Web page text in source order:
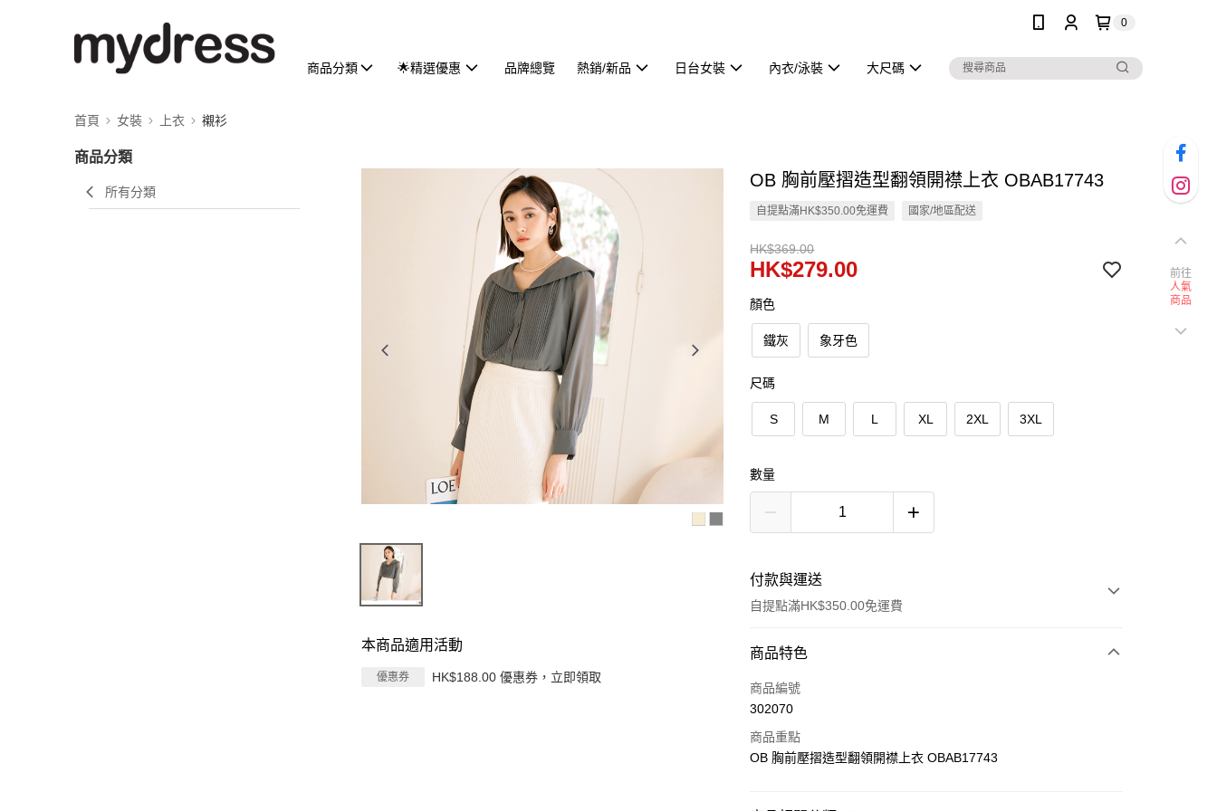
0
商品分類 🌟精選優惠 品牌總覽 熱銷/新品 日台女裝 內衣/泳裝 大尺碼
首頁 女裝 上衣 襯衫
商品分類
所有分類
本商品適用活動
優惠券 HK$188.00 優惠券，立即領取
OB 胸前壓摺造型翻領開襟上衣 OBAB17743
自提點滿HK$350.00免運費 國家/地區配送
HK$369.00
HK$279.00
顏色
鐵灰 象牙色
尺碼
S M L XL 2XL 3XL
數量
付款與運送
自提點滿HK$350.00免運費
付款方式
信用卡
AlipayHK
商品特色
商品編號
302070
商品重點
OB 胸前壓摺造型翻領開襟上衣 OBAB17743
前往
人氣
商品